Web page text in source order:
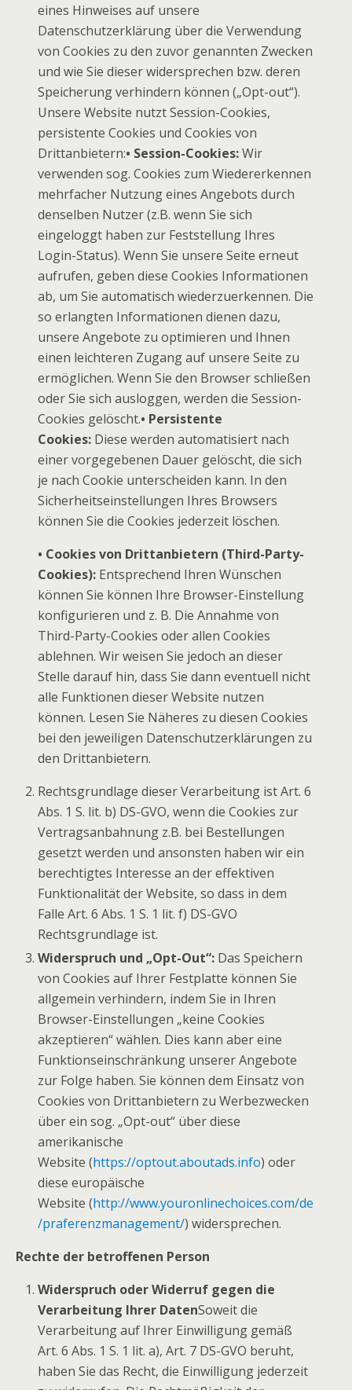
eines Hinweises auf unsere
Datenschutzerklärung über die Verwendung
von Cookies zu den zuvor genannten Zwecken
und wie Sie dieser widersprechen bzw. deren
Speicherung verhindern können („Opt-out“).
Unsere Website nutzt Session-Cookies,
persistente Cookies und Cookies von
Drittanbietern:• Session-Cookies:Wir
verwenden sog. Cookies zum Wiedererkennen
mehrfacher Nutzung eines Angebots durch
denselben Nutzer (z.B. wenn Sie sich
eingeloggt haben zur Feststellung Ihres
Login-Status). Wenn Sie unsere Seite erneut
aufrufen, geben diese Cookies Informationen
ab, um Sie automatisch wiederzuerkennen. Die
so erlangten Informationen dienen dazu,
unsere Angebote zu optimieren und Ihnen
einen leichteren Zugang auf unsere Seite zu
ermöglichen. Wenn Sie den Browser schließen
oder Sie sich ausloggen, werden die Session-
Cookies gelöscht.• Persistente
Cookies: Diese werden automatisiert nach
einer vorgegebenen Dauer gelöscht, die sich
je nach Cookie unterscheiden kann. In den
Sicherheitseinstellungen Ihres Browsers
können Sie die Cookies jederzeit löschen.
• Cookies von Drittanbietern (Third-Party-
Cookies): Entsprechend Ihren Wünschen
können Sie können Ihre Browser-Einstellung
konfigurieren und z. B. Die Annahme von
Third-Party-Cookies oder allen Cookies
ablehnen. Wir weisen Sie jedoch an dieser
Stelle darauf hin, dass Sie dann eventuell nicht
alle Funktionen dieser Website nutzen
können. Lesen Sie Näheres zu diesen Cookies
bei den jeweiligen Datenschutzerklärungen zu
den Drittanbietern.
Rechtsgrundlage dieser Verarbeitung ist Art. 6
Abs. 1 S. lit. b) DS-GVO, wenn die Cookies zur
Vertragsanbahnung z.B. bei Bestellungen
gesetzt werden und ansonsten haben wir ein
berechtigtes Interesse an der effektiven
Funktionalität der Website, so dass in dem
Falle Art. 6 Abs. 1 S. 1 lit. f) DS-GVO
Rechtsgrundlage ist.
Widerspruch und „Opt-Out“: Das Speichern
von Cookies auf Ihrer Festplatte können Sie
allgemein verhindern, indem Sie in Ihren
Browser-Einstellungen „keine Cookies
akzeptieren“ wählen. Dies kann aber eine
Funktionseinschränkung unserer Angebote
zur Folge haben. Sie können dem Einsatz von
Cookies von Drittanbietern zu Werbezwecken
über ein sog. „Opt-out“ über diese
amerikanische
Website (https://optout.aboutads.info) oder
diese europäische
Website (http://www.youronlinechoices.com/de
/praferenzmanagement/) widersprechen.
Rechte der betroffenen Person
Widerspruch oder Widerruf gegen die
Verarbeitung Ihrer DatenSoweit die
Verarbeitung auf Ihrer Einwilligung gemäß
Art. 6 Abs. 1 S. 1 lit. a), Art. 7 DS-GVO beruht,
haben Sie das Recht, die Einwilligung jederzeit